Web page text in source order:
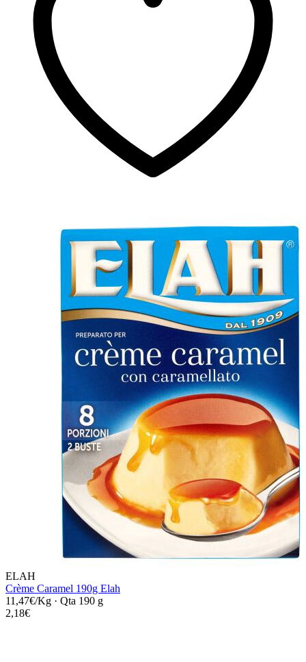
ELAH
Crème Caramel 190g Elah
11,47€/Kg · Qta 190 g
2,18€